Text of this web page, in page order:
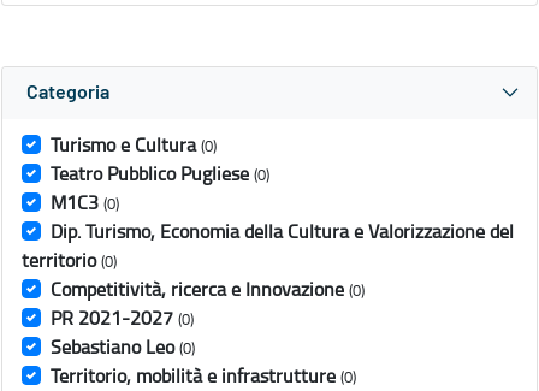
Categoria
Turismo e Cultura (0)
Teatro Pubblico Pugliese (0)
M1C3 (0)
Dip. Turismo, Economia della Cultura e Valorizzazione del
territorio (0)
Competitività, ricerca e Innovazione (0)
PR 2021-2027 (0)
Sebastiano Leo (0)
Territorio, mobilità e infrastrutture (0)